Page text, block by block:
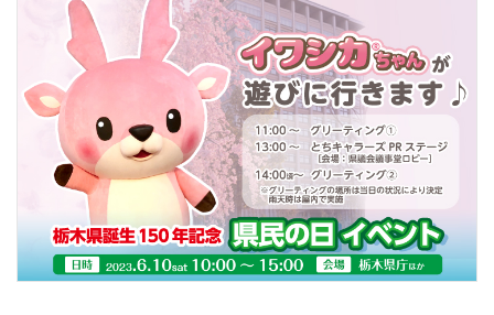
採用情報 本社所在地
> オンラインショップ
> メディア掲載
> その他
岩下の新生姜について 岩下のらっきょうにつ
岩下の新生姜万年筆インク 書く描くコンテ
スト
岩下の新生姜Sing＆
～ニュージンジャーイ